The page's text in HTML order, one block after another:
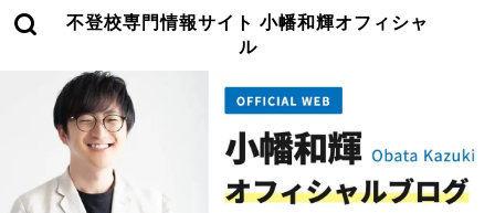
不登校専門情報サイト 小幡和輝オフィシャ
ル